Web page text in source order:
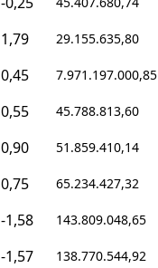
1,79 29.155.635,80
0,45 7.971.197.000,85
0,55 45.788.813,60
0,90 51.859.410,14
0,75 65.234.427,32
-1,58 143.809.048,65
-1,57 138.770.544,92